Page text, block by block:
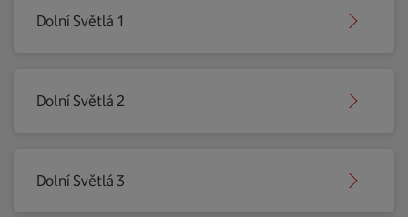
Dolní Světlá 1
Dolní Světlá 2
Dolní Světlá 3